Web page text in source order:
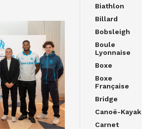
Biathlon
Billard
Bobsleigh
Boule
Lyonnaise
Boxe
Boxe
Française
Bridge
Canoë-Kayak
Carnet